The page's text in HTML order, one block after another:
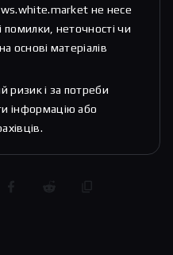
не несе
помилки, неточності чи
основі матеріалів
ризик і за потреби
інформацію або